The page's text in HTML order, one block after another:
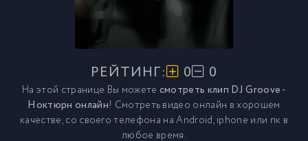
РЕЙТИНГ: 0 0
На этой странице Вы можете смотреть клип DJ Groove -
Ноктюрн онлайн! Смотреть видео онлайн в хорошем
качестве, со своего телефона на Android, iphone или пк в
любое время.